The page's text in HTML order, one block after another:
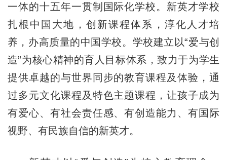
一体的十五年一贯制国际化学校。新英才学校
扎根中国大地，创新课程体系，淳化人才培
养，办高质量的中国学校。学校建立以“爱与创
造”为核心精神的育人目标体系，致力于为学生
提供卓越的与世界同步的教育课程及体验，通
过多元文化课程及特色主题课程，让孩子成为
有爱心、有社会责任感、有创造能力、有国际
视野、有民族自信的新英才。